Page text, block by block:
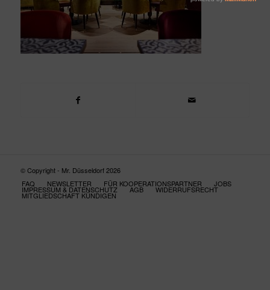
© Copyright - Mr. Düsseldorf 2026
FAQ
NEWSLETTER FÜR KOOPERATIONSPARTNER JOBS
IMPRESSUM & DATENSCHUTZ AGB WIDERRUFSRECHT
MITGLIEDSCHAFT KÜNDIGEN